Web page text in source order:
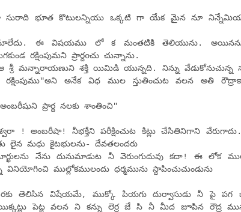
కొటులన్నియు ఒక్కటి గా యేక మైన నూ
ఈ విషయము లో క మంతటికి తెలియును.
రక్షింపుమని ప్రార్దoచు చున్నాను.
శక్తి యిమిడి యున్నది. నిన్ను వేడుకోనుచున్న
అనేక విధ ముల స్తుతించుట వలన అతి
అంబరీషుని ప్రార్ద నలకు శాంతించి"
నీభక్తీని పరీక్షించుట కిట్లు చేసితినిగాని
లైన మధు కైటభులను- దేవతలందరు
నేను దునుమాడుట నీ వెరుంగుదువు కదా! ఈ లోక
వినియోగించి ముల్లోకములందు ధర్మమును స్దాపించుచుండును
విషేయమే, ముక్కో పియగు దుర్వాసుడు నీ పై పగ
పెట్ట వలన ని కన్ను లెర్ర జే సి నీ మీద జూపిన రౌద్ర